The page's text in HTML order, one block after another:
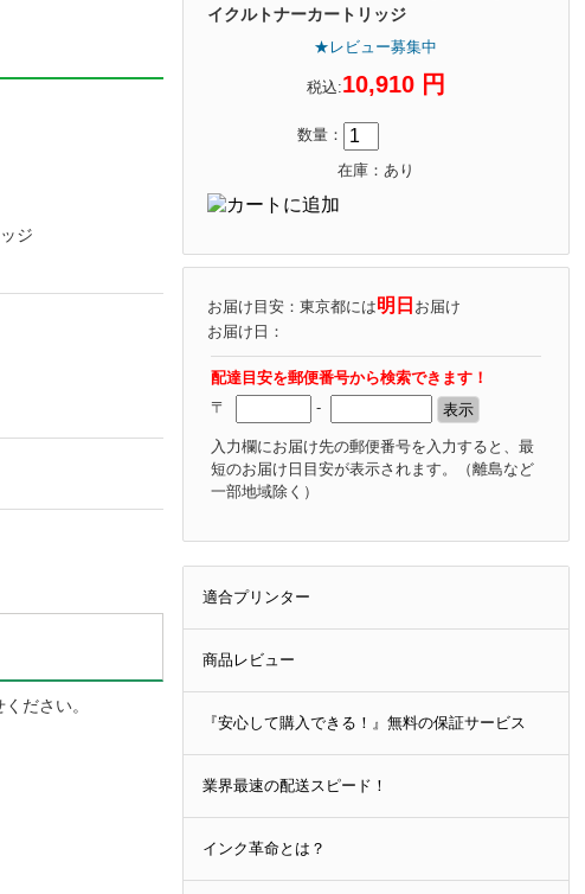
イクルトナーカートリッジ
★レビュー募集中
税込:10,910 円
数量：
在庫：あり
お届け目安：東京都には明日 お届け
お届け日：
配達目安を郵便番号から検索できます！
〒
-
入力欄にお届け先の郵便番号を入力すると、最
短のお届け日目安が表示されます。
（離島など
一部地域除く）
適合プリンター
商品レビュー
『安心して購入できる！』無料の保証サービス
業界最速の配送スピード！
インク革命とは？
ジ
ださい。